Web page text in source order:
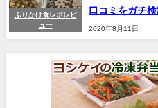
ふりかけ食レポレビ
ュー
口コミをガチ
2020年8月11日